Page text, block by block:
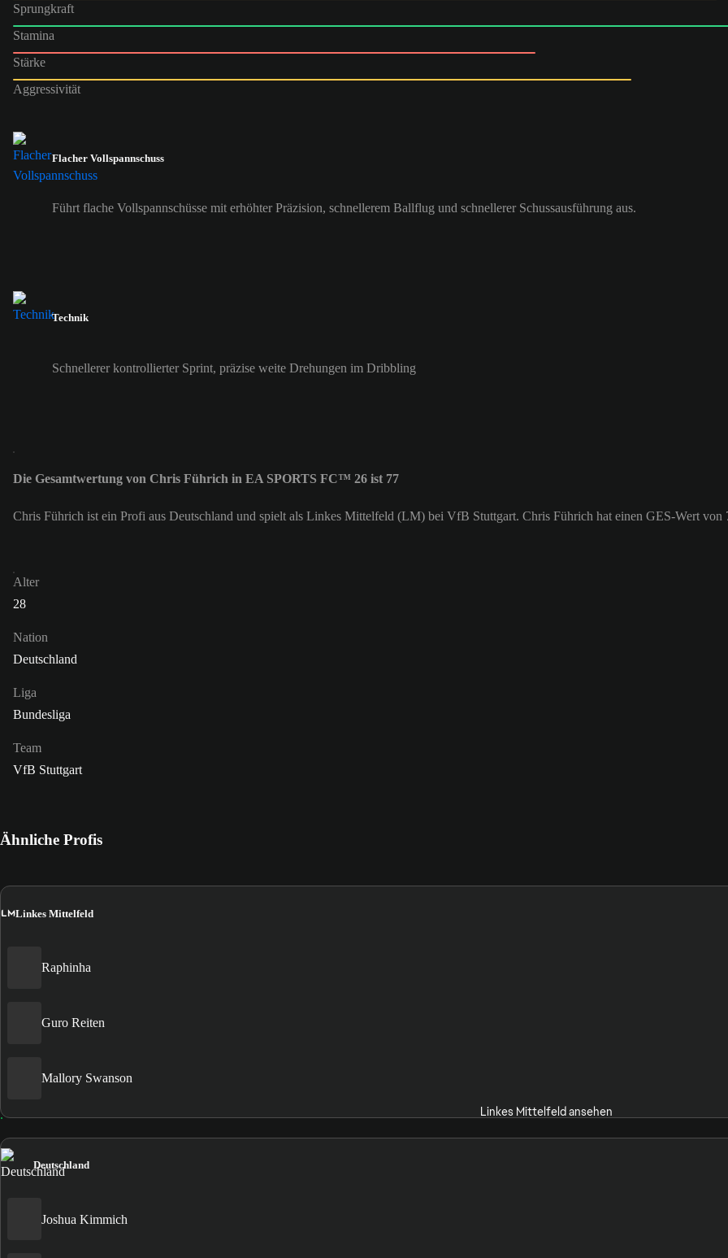
Sprungkraft
Stamina
Stärke
Aggressivität
Flacher Vollspannschuss
Führt flache Vollspannschüsse mit erhöhter Präzision, schnellerem Ballflug und schnellerer Schussausführung aus.
Technik
Schnellerer kontrollierter Sprint, präzise weite Drehungen im Dribbling
Die Gesamtwertung von Chris Führich in EA SPORTS FC™ 26 ist 77
Chris Führich ist ein Profi aus Deutschland und spielt als Linkes Mittelfeld (LM) bei VfB Stuttgart. Chris Führich hat einen GES-Wert von
Alter
28
Nation
Deutschland
Liga
Bundesliga
Team
VfB Stuttgart
Ähnliche Profis
LMLinkes Mittelfeld
Raphinha
Guro Reiten
Mallory Swanson
Linkes Mittelfeld ansehen
Deutschland
Joshua Kimmich